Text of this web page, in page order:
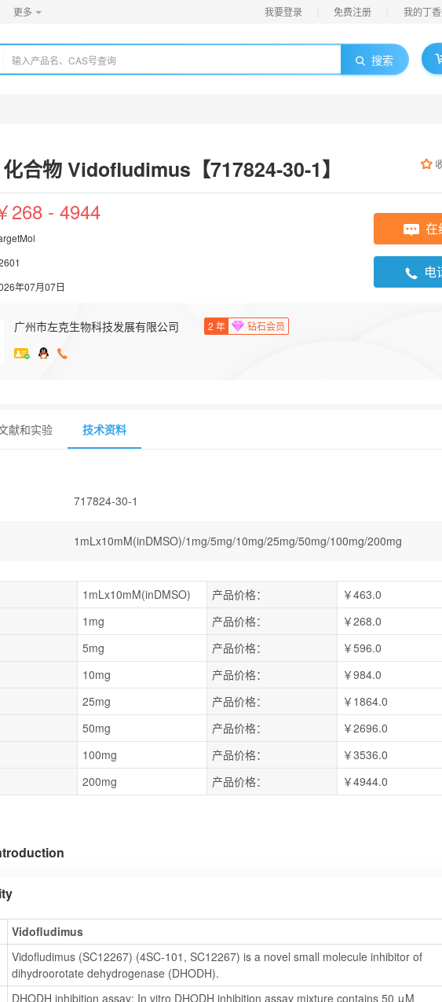
更多 我要登录 免费注册 我的丁
搜索
化合物 Vidofludimus【717824-30-1】
268 - 4944
年07月07日
在
电
广州市左克生物科技发展有限公司 2 年 钻石会员
献和实验 技术资料
717824-30-1
1mLx10mM(inDMSO)/1mg/5mg/10mg/25mg/50mg/100mg/200mg
1mLx10mM(inDMSO) 产品价格：
￥463.0
1mg 产品价格：
￥268.0
5mg 产品价格：
￥596.0
10mg 产品价格：
￥984.0
25mg 产品价格：
￥1864.0
50mg 产品价格：
￥2696.0
100mg 产品价格：
￥3536.0
200mg 产品价格： ￥4944.0
Vidofludimus
Vidofludimus (SC12267) (4SC-101, SC12267) is a novel small molecule inhibitor of
dihydroorotate dehydrogenase (DHODH).
DHODH inhibition assay: In vitro DHODH inhibition assay mixture contains 50 μM